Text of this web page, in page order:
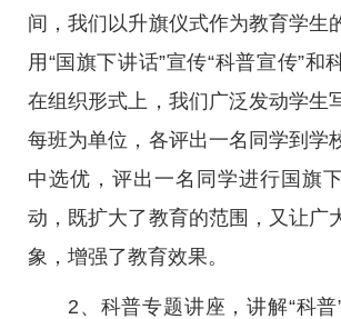
间，我们以升旗仪式作为教育学生
用“国旗下讲话”宣传“科普宣传”和
在组织形式上，我们广泛发动学生
每班为单位，各评出一名同学到学
中选优，评出一名同学进行国旗
动，既扩大了教育的范围，又让广
象，增强了教育效果。
2、科普专题讲座，讲解“科